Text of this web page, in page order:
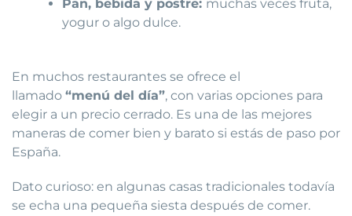
Pan, bebida y postre: muchas veces fruta,
yogur o algo dulce.
En muchos restaurantes se ofrece el
llamado “menú del día”, con varias opciones para
elegir a un precio cerrado. Es una de las mejores
maneras de comer bien y barato si estás de paso por
España.
Dato curioso: en algunas casas tradicionales todavía
se echa una pequeña siesta después de comer.